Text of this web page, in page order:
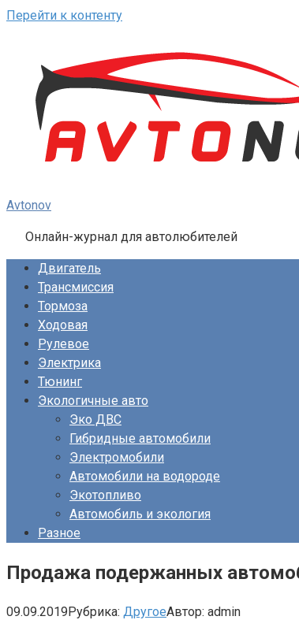
Перейти к контенту
Avtonov
Онлайн-журнал для автолюбителей
Двигатель
Трансмиссия
Тормоза
Ходовая
Рулевое
Электрика
Тюнинг
Экологичные авто
Эко ДВС
Гибридные автомобили
Электромобили
Автомобили на водороде
Экотопливо
Автомобиль и экология
Разное
Продажа подержанных
09.09.2019Рубрика: ДругоеАвтор: admin